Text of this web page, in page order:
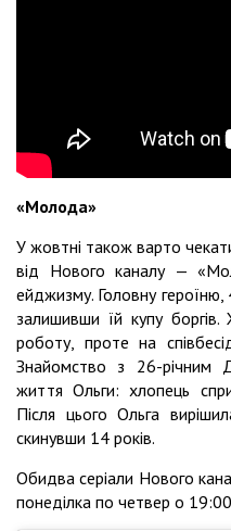
«Молода»
У жовтні також варто
від Нового каналу —
ейджизму. Головну героїню,
залишивши їй купу
роботу, проте на
Знайомство з 26-річним
життя Ольги: хлопець
Після цього Ольга
скинувши 14 років. ⠀⠀
Обидва серіали Нового
понеділка по четвер о